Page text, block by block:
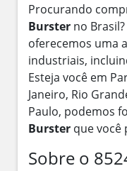
Procurando
Burster no
oferecemos uma
industriais,
Esteja você em
Janeiro, Rio
Paulo, podemos
Burster que você
Sobre o